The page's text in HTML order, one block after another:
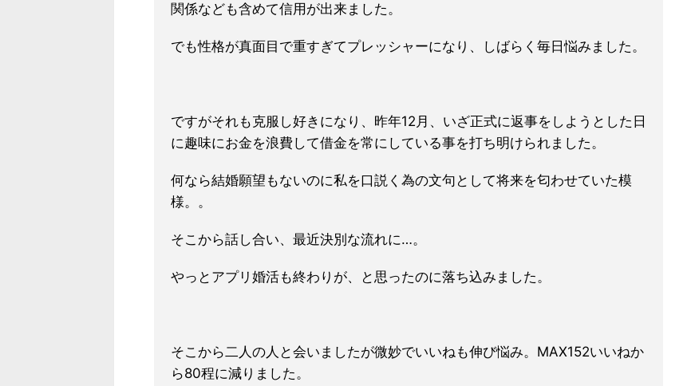
関係なども含めて信用が出来ました。
でも性格が真面目で重すぎてプレッシャーになり、しばらく毎日悩みました。
ですがそれも克服し好きになり、昨年12月、いざ正式に返事をしようとした日
に趣味にお金を浪費して借金を常にしている事を打ち明けられました。
何なら結婚願望もないのに私を口説く為の文句として将来を匂わせていた模
様。。
そこから話し合い、最近決別な流れに…。
やっとアプリ婚活も終わりが、と思ったのに落ち込みました。
そこから二人の人と会いましたが微妙でいいねも伸び悩み。MAX152いいねか
ら80程に減りました。